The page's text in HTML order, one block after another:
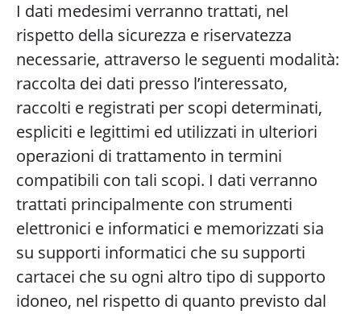
I dati medesimi verranno trattati, nel
rispetto della sicurezza e riservatezza
necessarie, attraverso le seguenti modalità:
raccolta dei dati presso l’interessato,
raccolti e registrati per scopi determinati,
espliciti e legittimi ed utilizzati in ulteriori
operazioni di trattamento in termini
compatibili con tali scopi. I dati verranno
trattati principalmente con strumenti
elettronici e informatici e memorizzati sia
su supporti informatici che su supporti
cartacei che su ogni altro tipo di supporto
idoneo, nel rispetto di quanto previsto dal